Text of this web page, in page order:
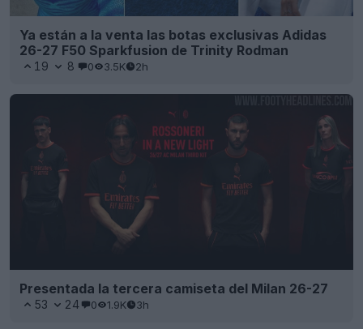
Ya están a la venta las botas exclusivas Adidas
26-27 F50 Sparkfusion de Trinity Rodman
19 8 0 3.5K 2h
Presentada la tercera camiseta del Milan 26-27
53 24 0 1.9K 3h